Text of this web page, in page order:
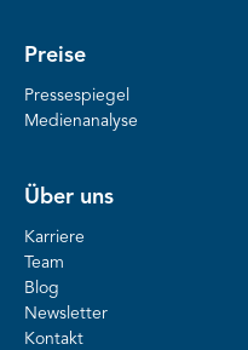
Preise
Pressespiegel
Medienanalyse
Über uns
Karriere
Team
Blog
Newsletter
Kontakt